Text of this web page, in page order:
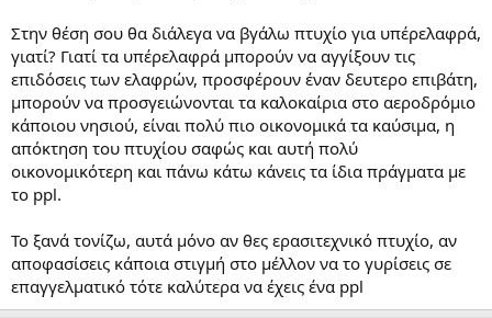
Στην θέση σου θα διάλεγα να βγάλω πτυχίο για υπέρελαφρά,
γιατί? Γιατί τα υπέρελαφρά μπορούν να αγγίξουν τις
επιδόσεις των ελαφρών, προσφέρουν έναν δευτερο επιβάτη,
μπορούν να προσγειώνονται τα καλοκαίρια στο αεροδρόμιο
κάποιου νησιού, είναι πολύ πιο οικονομικά τα καύσιμα, η
απόκτηση του πτυχίου σαφώς και αυτή πολύ
οικονομικότερη και πάνω κάτω κάνεις τα ίδια πράγματα με
το ppl.
Το ξανά τονίζω, αυτά μόνο αν θες ερασιτεχνικό πτυχίο, αν
αποφασίσεις κάποια στιγμή στο μέλλον να το γυρίσεις σε
επαγγελματικό τότε καλύτερα να έχεις ένα ppl